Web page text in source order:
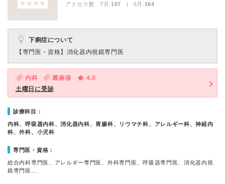
アクセス数 7月:167 | 6月:164
下痢症について
【専門医・資格】 消化器内視鏡専門医
内科 蕁麻疹
4.0
土曜日に受診
診療科目：
内科、呼吸器内科、消化器内科、胃腸科、リウマチ科、アレルギー科、神経内
科、外科、小児科
専門医・資格：
総合内科専門医、アレルギー専門医、外科専門医、呼吸器専門医、消化器内視
鏡専門医…